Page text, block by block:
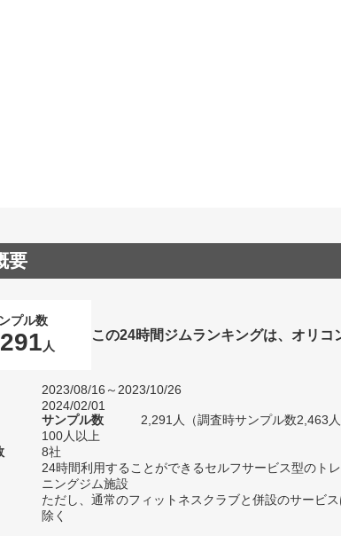
要
プル数
人
この24時間ジムランキングは、オリコ
2023/08/16～2023/10/26
2024/02/01
サンプル数
2,291人（調査時サンプル数2,463人
100人以上
8社
24時間利用することができるセルフサービス型のト
ニングジム施設
ただし、通常のフィットネスクラブと併設のサービス
除く